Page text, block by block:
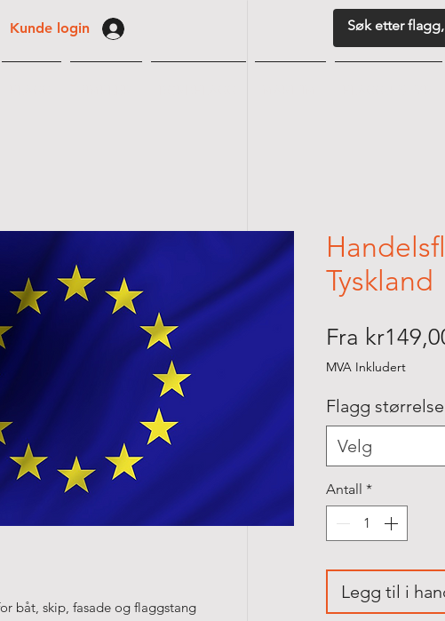
Kunde login
båt, skip, fasade og flaggstang
Tyskland
Fra
MVA Inkludert
Flagg
Velg
Antall *
Legg til i